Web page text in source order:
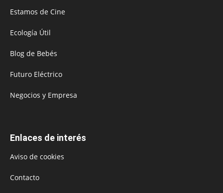
Estamos de Cine
Ecología Útil
Blog de Bebés
Futuro Eléctrico
Negocios y Empresa
Enlaces de interés
Aviso de cookies
Contacto